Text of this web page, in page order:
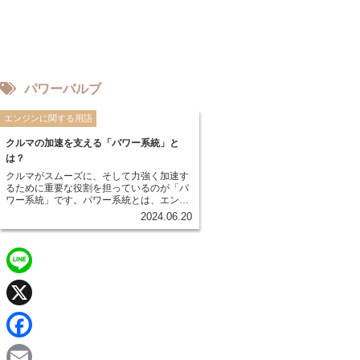
パワーバルブ
エンジンに関する用語
クルマの加速を支える「パワー系統」と
は？
クルマがスムーズに、そして力強く加速す
るために重要な役割を担っているのが「パ
ワー系統」です。パワー系統とは、エンジ
ンの力で生み出されたエネルギーを、タイ
ン、プロペラシャフト、デファレンシャル
ギア、ドライブシャフトなどが含まれま
す。 これらの装置が連携することで、ドラ
イバーがアクセルを踏む操作に応じて、エ
ンジンのパワーが適切な回転力に変換さ
れ、タイヤへと伝達されます。パワー系統
は、クルマの走行性能を左右する重要な要
素と言えるでしょう。
2024.06.20
L
n
X
F